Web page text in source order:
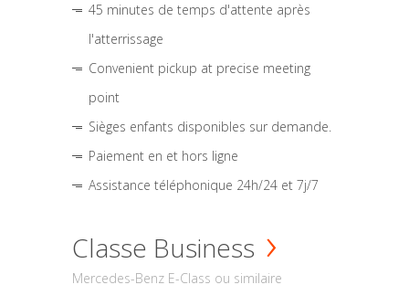
45 minutes de temps d'attente après
l'atterrissage
Convenient pickup at precise meeting
point
Sièges enfants disponibles sur demande.
Paiement en et hors ligne
Assistance téléphonique 24h/24 et 7j/7
Classe Business
Mercedes-Benz E-Class ou similaire